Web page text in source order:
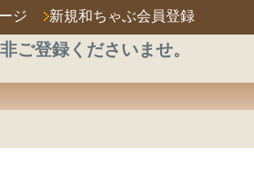
ジ 新規和ちゃぶ会員登録
ご登録くださいませ。